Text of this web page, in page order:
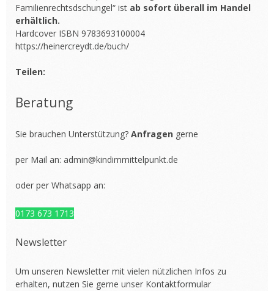
Familienrechtsdschungel“ ist ab sofort überall im Handel
erhältlich.
Hardcover ISBN 9783693100004
https://heinercreydt.de/buch/
Teilen:
Beratung
Sie brauchen Unterstützung? Anfragen gerne
per Mail an: admin@kindimmittelpunkt.de
oder per Whatsapp an:
0173 673 1713
Newsletter
Um unseren Newsletter mit vielen nützlichen Infos zu
erhalten, nutzen Sie gerne unser Kontaktformular